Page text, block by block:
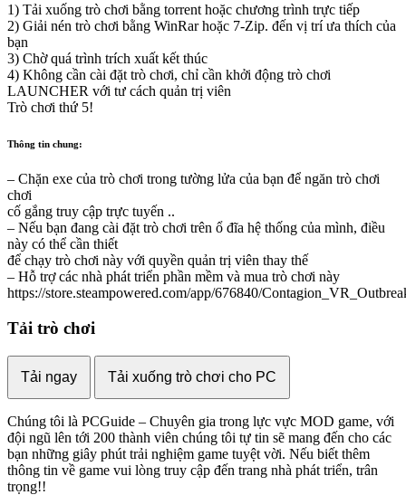
1) Tải xuống trò chơi bằng torrent hoặc chương trình trực tiếp
2) Giải nén trò chơi bằng WinRar hoặc 7-Zip. đến vị trí ưa thích của
bạn
3) Chờ quá trình trích xuất kết thúc
4) Không cần cài đặt trò chơi, chỉ cần khởi động trò chơi
LAUNCHER với tư cách quản trị viên
Trò chơi thứ 5!
Thông tin chung:
– Chặn exe của trò chơi trong tường lửa của bạn để ngăn trò chơi
chơi
cố gắng truy cập trực tuyến ..
– Nếu bạn đang cài đặt trò chơi trên ổ đĩa hệ thống của mình, điều
này có thể cần thiết
để chạy trò chơi này với quyền quản trị viên thay thế
– Hỗ trợ các nhà phát triển phần mềm và mua trò chơi này
https://store.steampowered.com/app/676840/
Tải trò chơi
Tải ngay Tải xuống trò chơi cho PC
Chúng tôi là PCGuide – Chuyên gia trong lực vực MOD game, với
đội ngũ lên tới 200 thành viên chúng tôi tự tin sẽ mang đến cho các
bạn những giây phút trải nghiệm game tuyệt vời. Nếu biết thêm
thông tin về game vui lòng truy cập đến trang nhà phát triển, trân
trọng!!